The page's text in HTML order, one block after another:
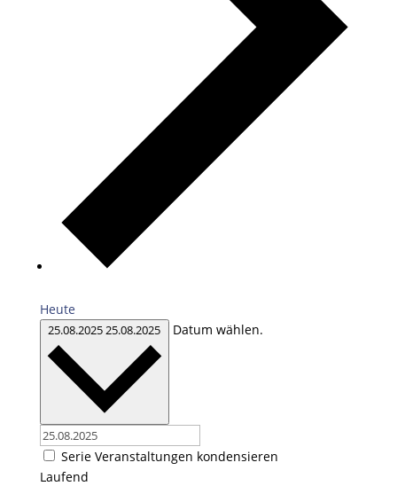
Heute
25.08.202525.08.2025 Datum wählen.
Serie Veranstaltungen kondensieren
Laufend